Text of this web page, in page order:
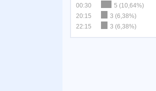
00:30
5 (10,64%)
20:15
3 (6,38%)
22:15
3 (6,38%)